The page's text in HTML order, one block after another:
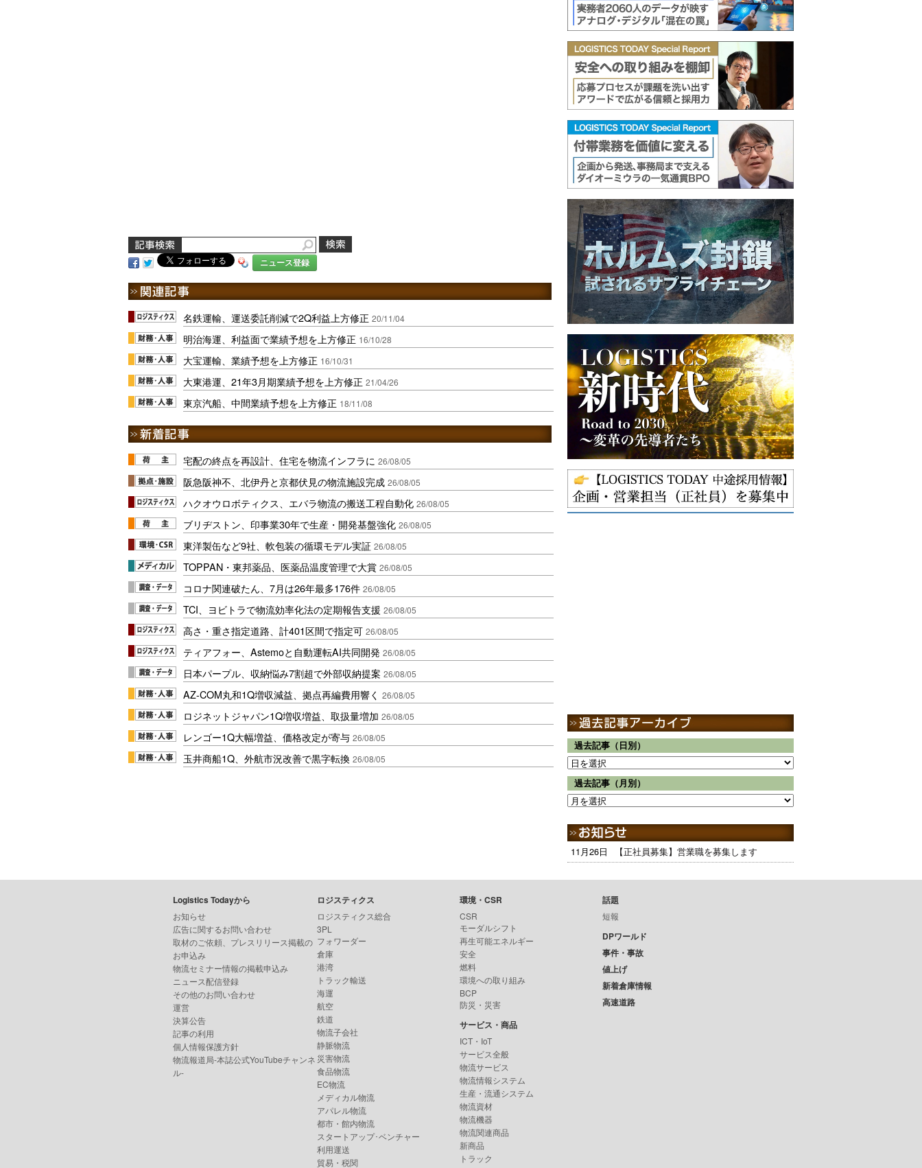
ニュース登録
名鉄運輸、運送委託削減で2Q利益上方修正 20/11/04
明治海運、利益面で業績予想を上方修正 16/10/28
大宝運輸、業績予想を上方修正 16/10/31
大東港運、21年3月期業績予想を上方修正 21/04/26
東京汽船、中間業績予想を上方修正 18/11/08
宅配の終点を再設計、住宅を物流インフラに 26/08/05
阪急阪神不、北伊丹と京都伏見の物流施設完成 26/08/05
ハクオウロボティクス、エバラ物流の搬送工程自動化 26/08/05
ブリヂストン、印事業30年で生産・開発基盤強化 26/08/05
東洋製缶など9社、軟包装の循環モデル実証 26/08/05
TOPPAN・東邦薬品、医薬品温度管理で大賞 26/08/05
コロナ関連破たん、7月は26年最多176件 26/08/05
TCI、ヨビトラで物流効率化法の定期報告支援 26/08/05
高さ・重さ指定道路、計401区間で指定可 26/08/05
ティアフォー、Astemoと自動運転AI共同開発 26/08/05
日本パープル、収納悩み7割超で外部収納提案 26/08/05
AZ-COM丸和1Q増収減益、拠点再編費用響く 26/08/05
ロジネットジャパン1Q増収増益、取扱量増加 26/08/05
レンゴー1Q大幅増益、価格改定が寄与 26/08/05
玉井商船1Q、外航市況改善で黒字転換 26/08/05
過去記事（日別）
過去記事（月別）
11月26日 【正社員募集】営業職を募集します
Logistics Todayから
お知らせ
広告に関するお問い合わせ
取材のご依頼、プレスリリース掲載の
お申込み
物流セミナー情報の掲載申込み
ニュース配信登録
その他のお問い合わせ
運営
決算公告
記事の利用
個人情報保護方針
物流報道局-本誌公式YouTubeチャンネ
ル-
ロジスティクス
ロジスティクス総合
3PL
フォワーダー
倉庫
港湾
トラック輸送
海運
航空
鉄道
物流子会社
静脈物流
災害物流
食品物流
EC物流
メディカル物流
アパレル物流
都市・館内物流
スタートアップ･ベンチャー
利用運送
貿易・税関
環境・CSR
CSR
モーダルシフト
再生可能エネルギー
安全
燃料
環境への取り組み
BCP
防災・災害
サービス・商品
ICT・IoT
サービス全般
物流サービス
物流情報システム
生産・流通システム
物流資材
物流機器
物流関連商品
新商品
トラック
話題
短報
DPワールド
事件・事故
値上げ
新着倉庫情報
高速道路